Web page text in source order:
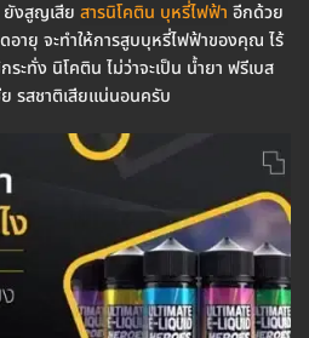
ยังสูญเสีย สารนิโคติน บุหรี่ไฟฟ้า อีกด้วย
อายุ จะทำให้การสูบบุหรี่ไฟฟ้าของคุณ ไร้
ระทั่ง นิโคติน ไม่ว่าจะเป็น น้ำยา ฟรีเบส
รสชาติเสียแน่นอนครับ